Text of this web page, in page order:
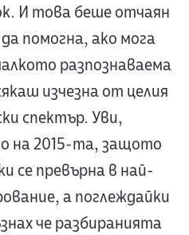
И това беше отчаян
помогна, ако мога
разпознаваема
изчезна от целия
спектър. Уви,
на 2015-та, защото
се превърна в най-
а поглеждайки
че разбиранията